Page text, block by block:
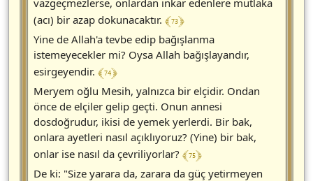
vazgeçmezlerse, onlardan inkar edenlere mutlaka
(acı) bir azap dokunacaktır. ﴾ 73 ﴿
Yine de Allah'a tevbe edip bağışlanma
istemeyecekler mi? Oysa Allah bağışlayandır,
esirgeyendir. ﴾ 74 ﴿
Meryem oğlu Mesih, yalnızca bir elçidir. Ondan
önce de elçiler gelip geçti. Onun annesi
dosdoğrudur, ikisi de yemek yerlerdi. Bir bak,
onlara ayetleri nasıl açıklıyoruz? (Yine) bir bak,
onlar ise nasıl da çevriliyorlar? ﴾ 75 ﴿
De ki: "Size yarara da, zarara da güç yetirmeyen